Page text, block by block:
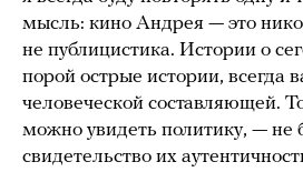
мысль: кино Андрея — это
не публицистика. Истории о
порой острые истории, всегда
человеческой составляющей.
можно увидеть политику, — не
свидетельство их